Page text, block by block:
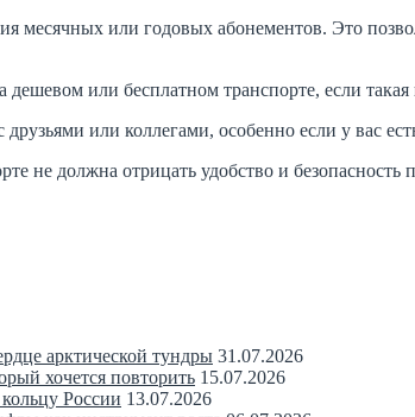
месячных или годовых абонементов. Это
или бесплатном транспорте, если такая
или коллегами, особенно если у вас
не должна отрицать удобство и
арктической тундры 31.07.2026
хочется повторить 15.07.2026
России 13.07.2026